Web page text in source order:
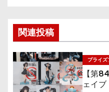
シ
ョ
ン
関連投稿
プライズ
【第
ェイブ